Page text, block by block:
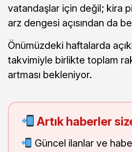
vatandaşlar için değil; kira
arz dengesi açısından da
Önümüzdeki haftalarda
takvimiyle birlikte toplam
artması bekleniyor.
Artık haberler
Güncel ilanlar ve